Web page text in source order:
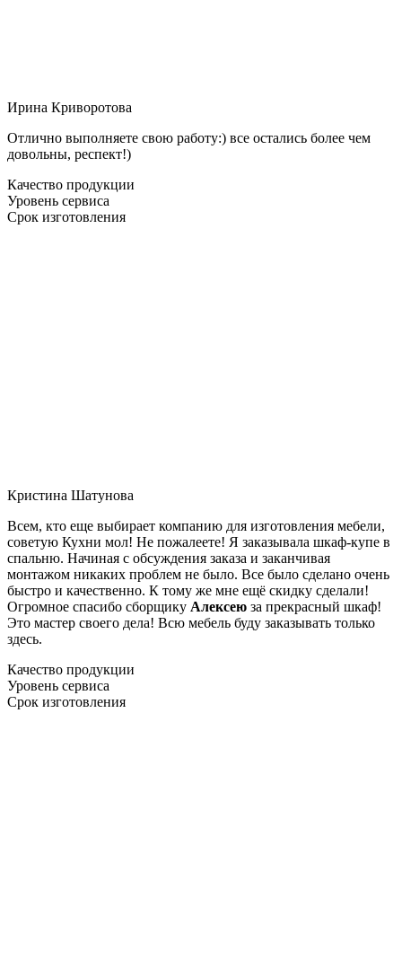
Ирина Криворотова
Отлично выполняете свою работу:) все остались более чем
довольны, респект!)
Качество продукции
Уровень сервиса
Срок изготовления
Кристина Шатунова
Всем, кто еще выбирает компанию для изготовления мебели,
советую Кухни мол! Не пожалеете! Я заказывала шкаф-купе в
спальню. Начиная с обсуждения заказа и заканчивая
монтажом никаких проблем не было. Все было сделано очень
быстро и качественно. К тому же мне ещё скидку сделали!
Огромное спасибо сборщику Алексею за прекрасный шкаф!
Это мастер своего дела! Всю мебель буду заказывать только
здесь.
Качество продукции
Уровень сервиса
Срок изготовления